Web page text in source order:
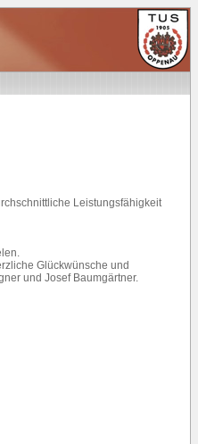
Leistungsfähigkeit
Glückwünsche und
und Josef Baumgärtner.